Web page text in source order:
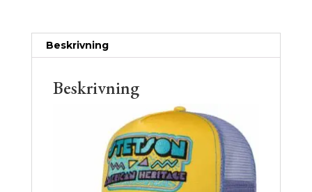
Beskrivning
Beskrivning